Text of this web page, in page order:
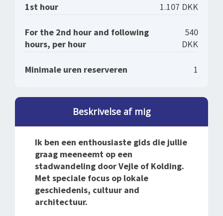
1st hour 1.107 DKK
For the 2nd hour and following
hours, per hour
540
DKK
Minimale uren reserveren 1
Beskrivelse af mig
Ik ben een enthousiaste gids die jullie
graag meeneemt op een
stadwandeling door Vejle of Kolding.
Met speciale focus op lokale
geschiedenis, cultuur and
architectuur.